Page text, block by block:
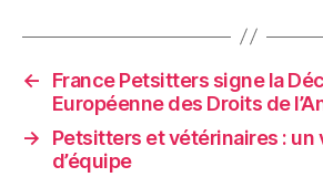
←
France Petsitters signe la
Européenne des Droits de
→
Petsitters et vétérinaires : un
d’équipe